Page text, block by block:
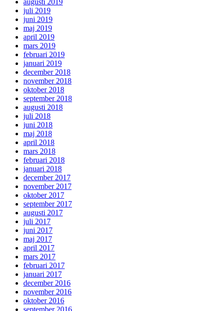
juli 2019
juni 2019
maj 2019
april 2019
mars 2019
februari 2019
januari 2019
december 2018
november 2018
oktober 2018
september 2018
augusti 2018
juli 2018
juni 2018
maj 2018
april 2018
mars 2018
februari 2018
januari 2018
december 2017
november 2017
oktober 2017
september 2017
augusti 2017
juli 2017
juni 2017
maj 2017
april 2017
mars 2017
februari 2017
januari 2017
december 2016
november 2016
oktober 2016
september 2016